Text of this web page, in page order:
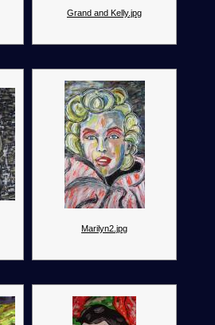
Grand and Kelly.jpg
Marilyn2.jpg